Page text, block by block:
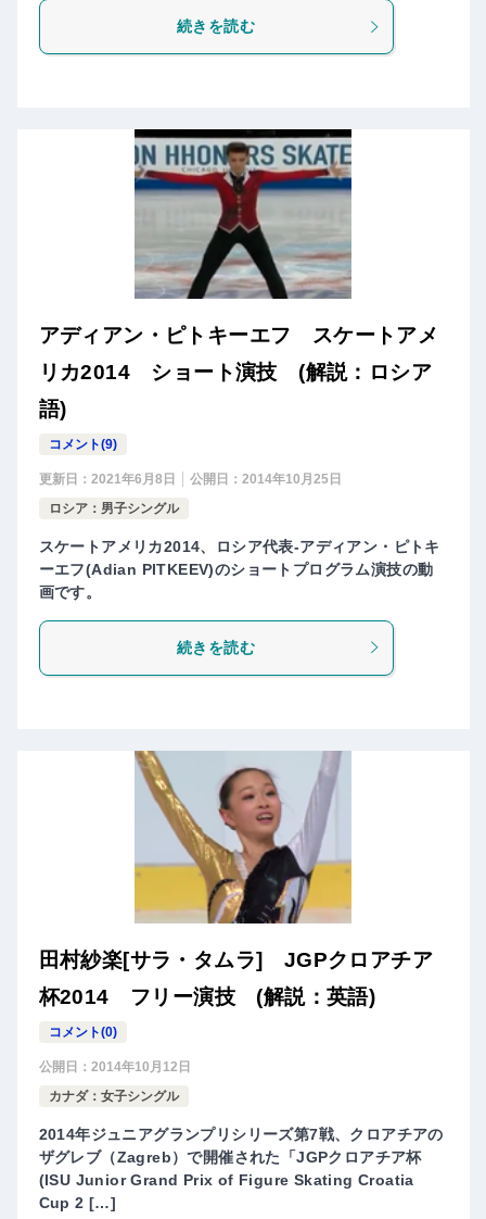
続きを読む
アディアン・ピトキーエフ スケートアメ
リカ2014 ショート演技 (解説：ロシア
語)
コメント(9)
更新日： 2021年6月8日 公開日： 2014年10月25日
ロシア：男子シングル
スケートアメリカ2014、ロシア代表-アディアン・ピトキ
ーエフ(Adian PITKEEV)のショートプログラム演技の動
画です。
続きを読む
田村紗楽[サラ・タムラ] JGPクロアチア
杯2014 フリー演技 (解説：英語)
コメント(0)
公開日： 2014年10月12日
カナダ：女子シングル
2014年ジュニアグランプリシリーズ第7戦、クロアチアの
ザグレブ（Zagreb）で開催された「JGPクロアチア杯
(ISU Junior Grand Prix of Figure Skating Croatia
Cup 2 […]